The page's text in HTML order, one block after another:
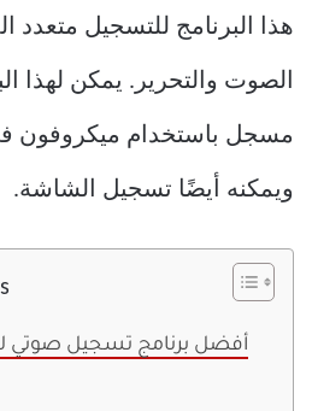
هذا البرنامج للتسجيل
الصوت والتحرير. يمكن لهذا
مسجل باستخدام ميكروفون
ويمكنه أيضًا تسجيل الشاشة.
أفضل برنامج تسجيل صوتي